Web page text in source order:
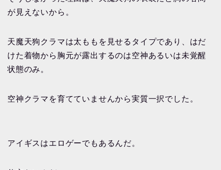
が見えないから。
天魔天狗クラマは太ももを見せるタイプであり、はだ
けた着物から胸元が露出するのは空神あるいは未覚醒
状態のみ。
空神クラマを育てていませんから実質一択でした。
アイギスはエロゲーでもあるんだ。